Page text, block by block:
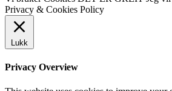
Privacy & Cookies Policy
Lukk
Privacy Overview